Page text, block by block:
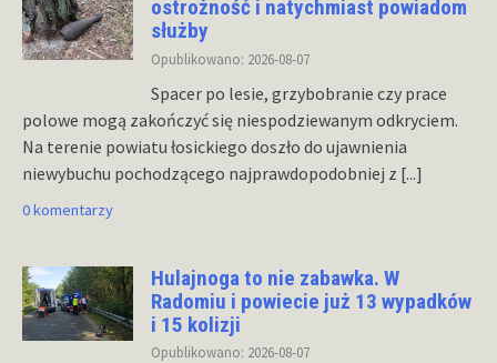
ostrożność i natychmiast powiadom
służby
Opublikowano: 2026-08-07
Spacer po lesie, grzybobranie czy prace
polowe mogą zakończyć się niespodziewanym odkryciem.
Na terenie powiatu łosickiego doszło do ujawnienia
niewybuchu pochodzącego najprawdopodobniej z [...]
0 komentarzy
Hulajnoga to nie zabawka. W
Radomiu i powiecie już 13 wypadków
i 15 kolizji
Opublikowano: 2026-08-07